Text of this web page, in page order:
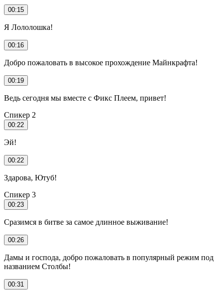
00:15
Я Лололошка!
00:16
Добро пожаловать в высокое прохождение Майнкрафта!
00:19
Ведь сегодня мы вместе с Фикс Плеем, привет!
Спикер 2
00:22
Эй!
00:22
Здарова, Ютуб!
Спикер 3
00:23
Сразимся в битве за самое длинное выживание!
00:26
Дамы и господа, добро пожаловать в популярный режим под
названием Столбы!
00:31